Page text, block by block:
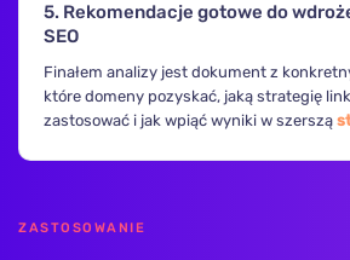
5. Rekomendacje gotowe do
SEO
Finałem analizy jest dokument z
które domeny pozyskać, jaką strategię
zastosować i jak wpiąć wyniki w szerszą
ZASTOSOWANIE